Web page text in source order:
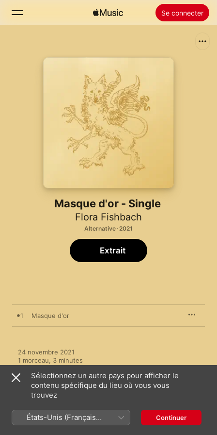
Se connecter
Installer Apple Music
Masque d'or - Single
Flora Fishbach
Alternative · 2021
Extrait
1 Masque d'or
24 novembre 2021
1 morceau, 3 minutes
division of Sony Music France Entertainment SAS
Sélectionnez un autre pays pour afficher le
contenu spécifique du lieu où vous vous
trouvez
États-Unis (Français
France)
Continuer